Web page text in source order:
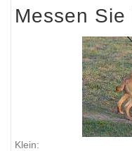
Messen
Klein: